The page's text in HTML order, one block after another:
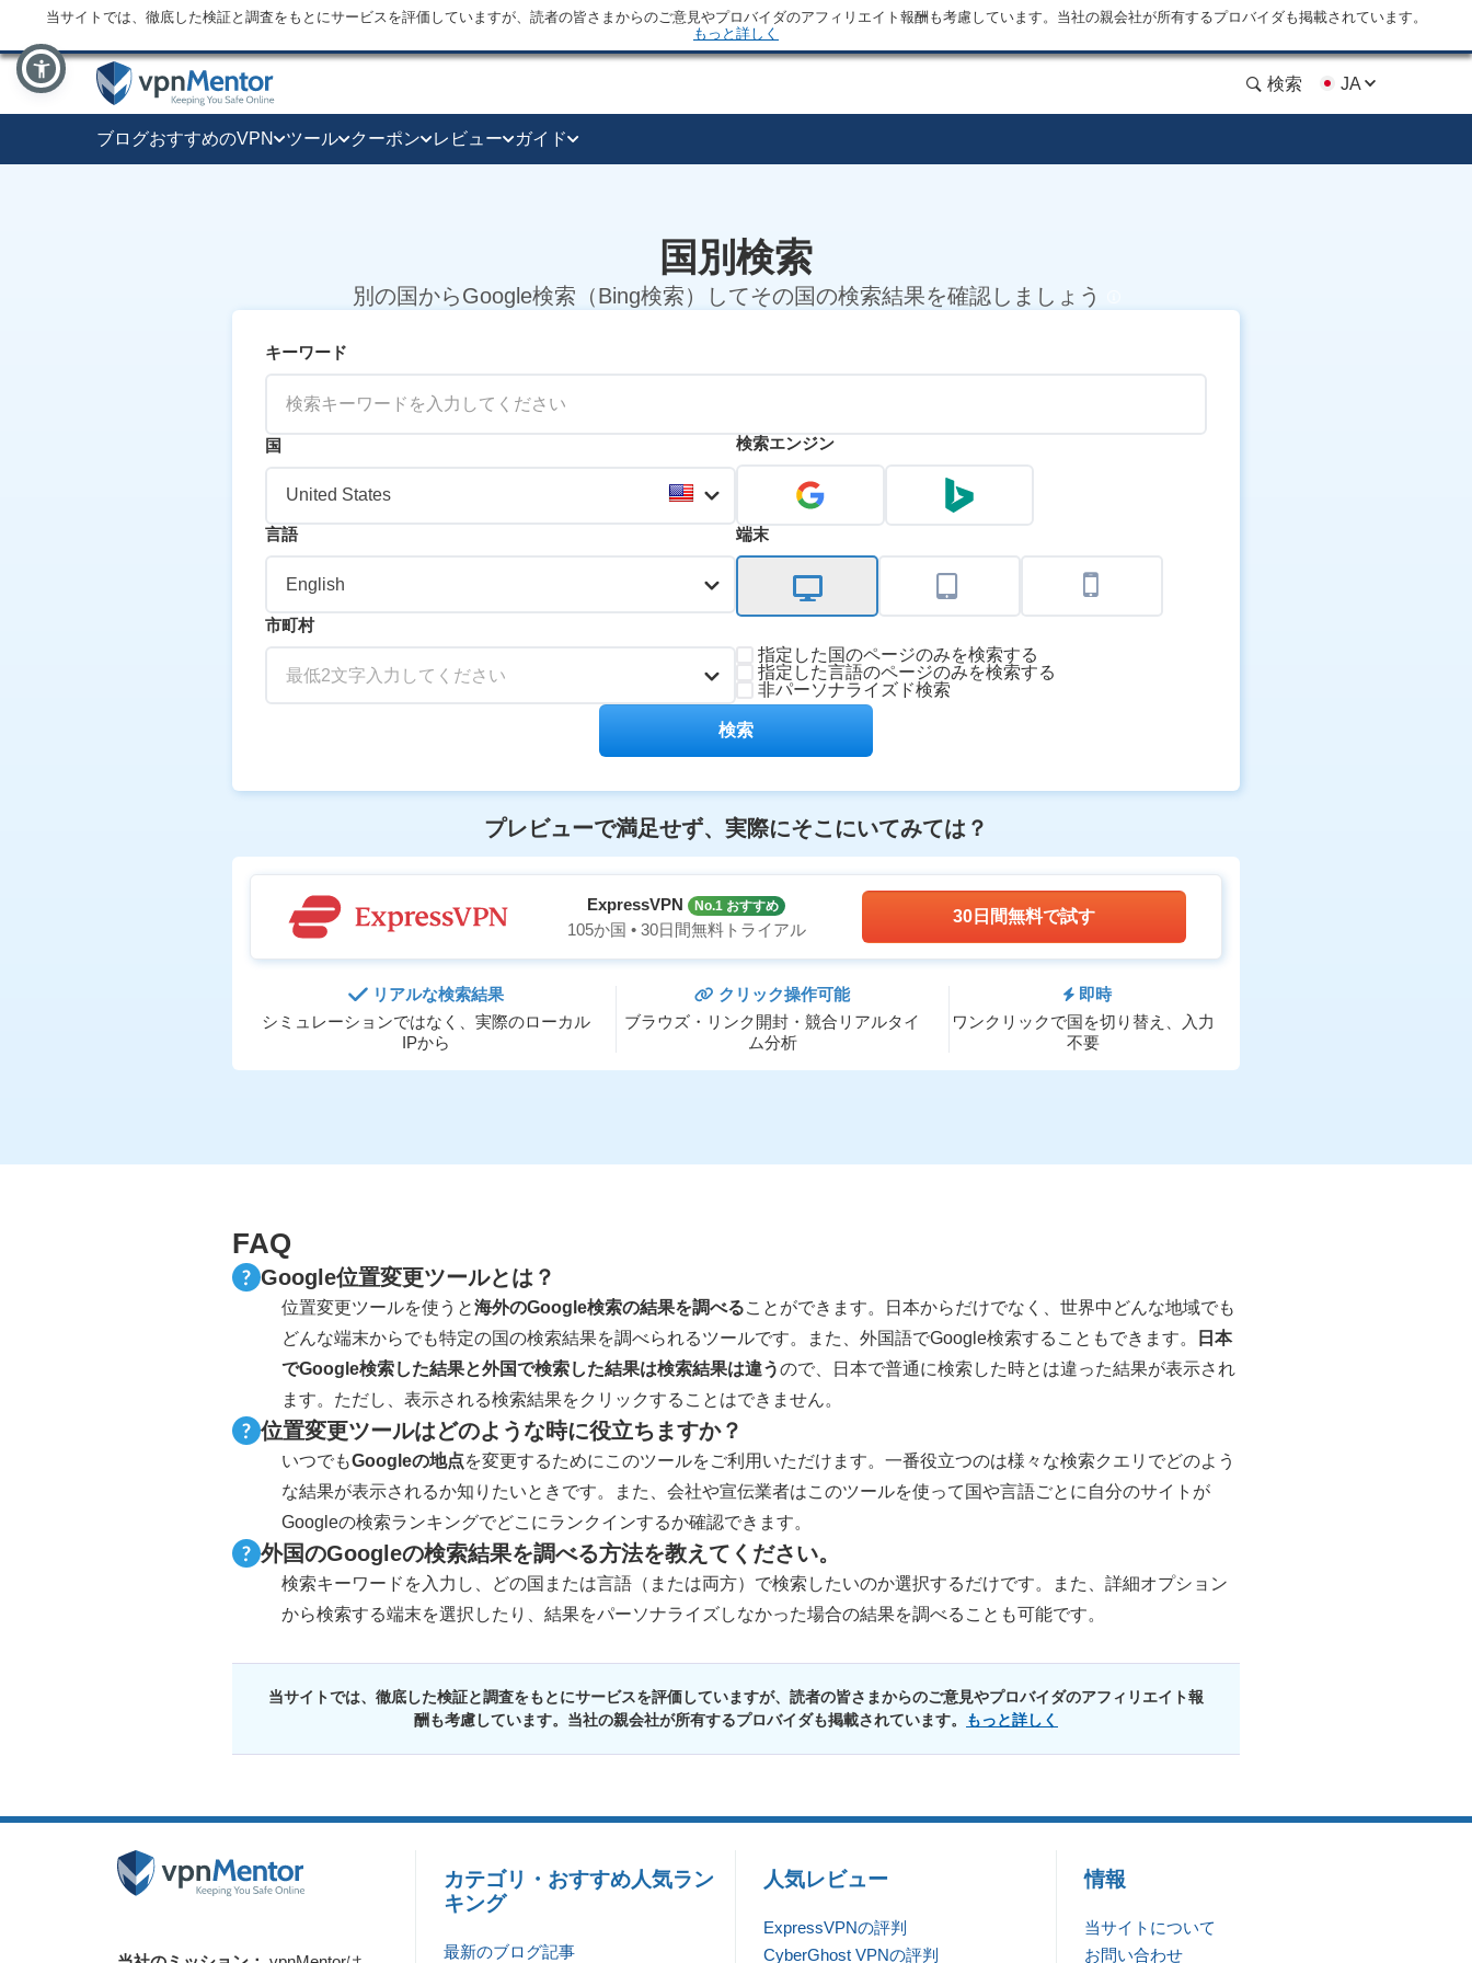
当サイトでは、徹底した検証と調査をもとにサービスを評価していますが、読者の皆さまからのご意見やプロバイダのアフィリエイト報酬も考慮しています。当社の親会社が所有するプロバイダも掲載されています。
もっと詳しく
検索 JA
ブログおすすめのVPN ツール クーポン レビュー ガイド
国別検索
別の国からGoogle検索（Bing検索）してその国の検索結果を確認しましょう
キーワード
国
United States
検索エンジン
言語
English
端末
市町村
最低2文字入力してください
指定した国のページのみを検索する
指定した言語のページのみを検索する
非パーソナライズド検索
検索
プレビューで満足せず、実際にそこにいてみては？
ExpressVPN No.1 おすすめ
105か国 • 30日間無料トライアル
30日間無料で試す
リアルな検索結果
シミュレーションではなく、実際のローカル
IPから
クリック操作可能
ブラウズ・リンク開封・競合リアルタイ
ム分析
即時
ワンクリックで国を切り替え、入力
不要
FAQ
Google位置変更ツールとは？
位置変更ツールを使うと海外のGoogle検索の結果を調べることができます。日本からだけでなく、世界中どんな地域でも
どんな端末からでも特定の国の検索結果を調べられるツールです。また、外国語でGoogle検索することもできます。
日本
でGoogle検索した結果と外国で検索した結果は検索結果は違うので、日本で普通に検索した時とは違った結果が表示され
ます。ただし、表示される検索結果をクリックすることはできません。
位置変更ツールはどのような時に役立ちますか？
いつでもGoogleの地点を変更するためにこのツールをご利用いただけます。一番役立つのは様々な検索クエリでどのよう
な結果が表示されるか知りたいときです。また、会社や宣伝業者はこのツールを使って国や言語ごとに自分のサイトが
Googleの検索ランキングでどこにランクインするか確認できます。
外国のGoogleの検索結果を調べる方法を教えてください。
検索キーワードを入力し、どの国または言語（または両方）で検索したいのか選択するだけです。また、詳細オプション
から検索する端末を選択したり、結果をパーソナライズしなかった場合の結果を調べることも可能です。
当サイトでは、徹底した検証と調査をもとにサービスを評価していますが、読者の皆さまからのご意見やプロバイダのアフィリエイト報
酬も考慮しています。当社の親会社が所有するプロバイダも掲載されています。
もっと詳しく
カテゴリ・おすすめ人気ラン
キング
最新のブログ記事
人気レビュー
ExpressVPNの評判
CyberGhost VPNの評判
情報
当サイトについて
お問い合わせ